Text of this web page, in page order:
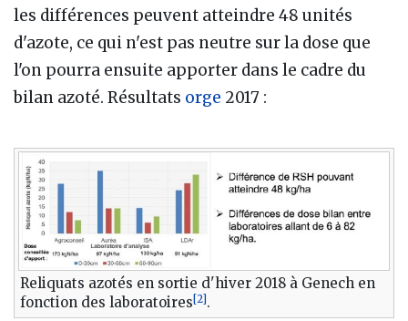
les différences peuvent atteindre 48 unités
d'azote, ce qui n'est pas neutre sur la dose que
l'on pourra ensuite apporter dans le cadre du
bilan azoté. Résultats orge 2017 :
Reliquats azotés en sortie d'hiver 2018 à Genech en
fonction des laboratoires[2].